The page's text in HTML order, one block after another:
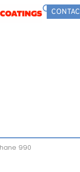
990